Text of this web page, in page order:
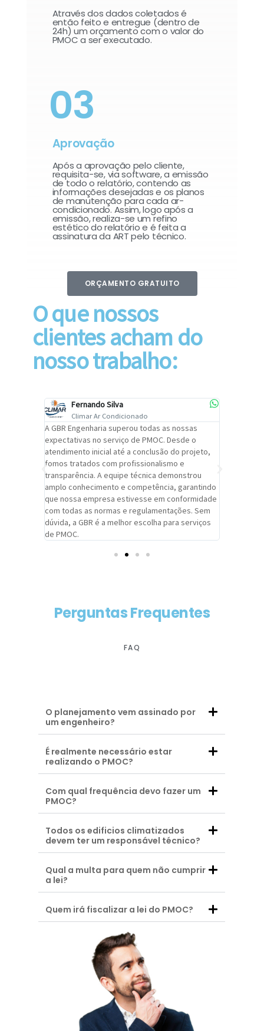
Através dos dados coletados é
então feito e entregue (dentro de
24h) um orçamento com o valor do
PMOC a ser executado.
03
Aprovação
Após a aprovação pelo cliente,
requisita-se, via software, a emissão
de todo o relatório, contendo as
informações desejadas e os planos
de manutenção para cada ar-
condicionado. Assim, logo após a
emissão, realiza-se um refino
estético do relatório e é feita a
assinatura da ART pelo técnico.
ORÇAMENTO GRATUITO
O que nossos
clientes acham do
nosso trabalho:
Fernando Silva
Climar Ar Condicionado
A GBR Engenharia superou todas as nossas
expectativas no serviço de PMOC. Desde o
atendimento inicial até a conclusão do projeto,
fomos tratados com profissionalismo e
transparência. A equipe técnica demonstrou
amplo conhecimento e competência, garantindo
que nossa empresa estivesse em conformidade
com todas as normas e regulamentações. Sem
dúvida, a GBR é a melhor escolha para serviços
de PMOC.
Perguntas Frequentes
FAQ
O planejamento vem assinado por
um engenheiro?
É realmente necessário estar
realizando o PMOC?
Com qual frequência devo fazer um
PMOC?
Todos os edificios climatizados
devem ter um responsável técnico?
Qual a multa para quem não cumprir
a lei?
Quem irá fiscalizar a lei do PMOC?